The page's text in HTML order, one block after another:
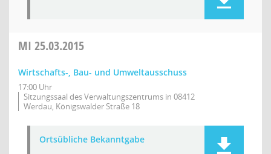
MI 25.03.2015
Wirtschafts-, Bau- und Umweltausschuss
17:00 Uhr
Sitzungssaal des Verwaltungszentrums in 08412
Werdau, Königswalder Straße 18
Ortsübliche Bekanntgabe